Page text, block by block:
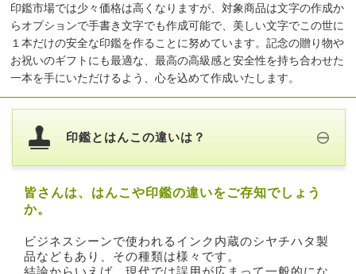
印鑑市場では少々価格は高くなりますが、対象商品は文字の作成か
らオプションで手書き文字でも作成可能で、美しい文字でこの世に
１本だけの安全な印鑑を作ることに努めています。記念の贈り物や
お祝いのギフトにも最適な、最高の高級感と安全性を持ち合わせた
一本を手にいただけるよう、心を込めて作成いたします。
印鑑とはんこの違いは？
皆さんは、はんこや印鑑の違いをご存知でしょう
か。
ビジネスシーンで使われるインク内蔵のシヤチハタ製
品などもあり、その種類は様々です。
結論からいえば、現代では誤用が広まって一般的にな